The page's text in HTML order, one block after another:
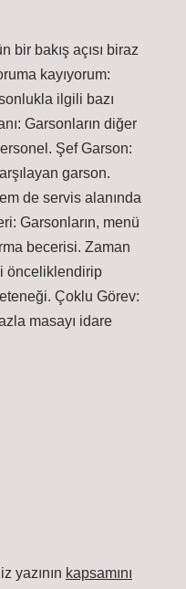
bir bakış açısı biraz
kayıyorum:
ilgili bazı
Garsonların diğer
Şef Garson:
garson.
de servis alanında
Garsonların, menü
becerisi. Zaman
önceliklendirip
Çoklu Görev:
masayı idare
yazının kapsamını